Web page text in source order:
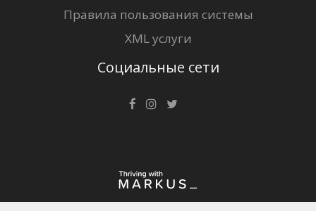
Правила пользования системы
XML услуги
Социальные сети